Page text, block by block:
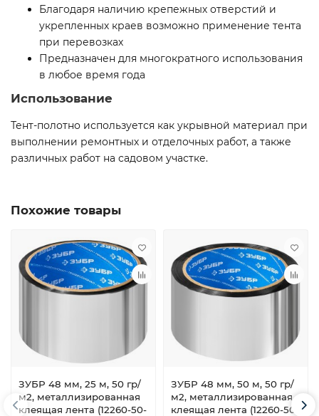
Благодаря наличию крепежных отверстий и
укрепленных краев возможно применение тента
при перевозках
Предназначен для многократного использования
в любое время года
Использование
Тент-полотно используется как укрывной материал при
выполнении ремонтных и отделочных работ, а также
различных работ на садовом участке.
Похожие товары
ЗУБР 48 мм, 25 м, 50 гр/
м2, металлизированная
клеящая лента (12260-50-
ЗУБР 48 мм, 50 м, 50 гр/
м2, металлизированная
клеящая лента (12260-50-